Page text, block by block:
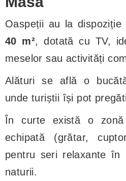
Oaspeții au la dispoziție
40 m², dotată cu TV,
meselor sau activități
Alături se află o
unde turiștii își pot
În curte există o
echipată (grătar,
pentru seri relaxante în
naturii.